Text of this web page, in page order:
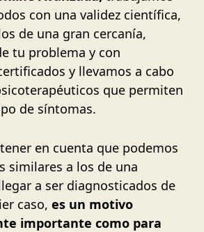
con una validez científica,
de una gran cercanía,
tu problema y con
y llevamos a cabo
que permiten
de síntomas.
en cuenta que podemos
similares a los de una
a ser diagnosticados de
caso, es un motivo
importante como para